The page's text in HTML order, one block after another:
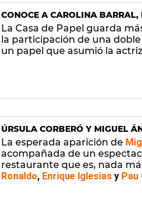
CONOCE A CAROLINA
PAPEL'
La Casa de Papel guarda
la participación de una
un papel que asumió la
ÚRSULA CORBERÓ Y MIGUEL
RAFA NADAL, ENRIQUE
La esperada aparición de
acompañada de un
restaurante que es, nada
Ronaldo, Enrique Iglesias y Pau